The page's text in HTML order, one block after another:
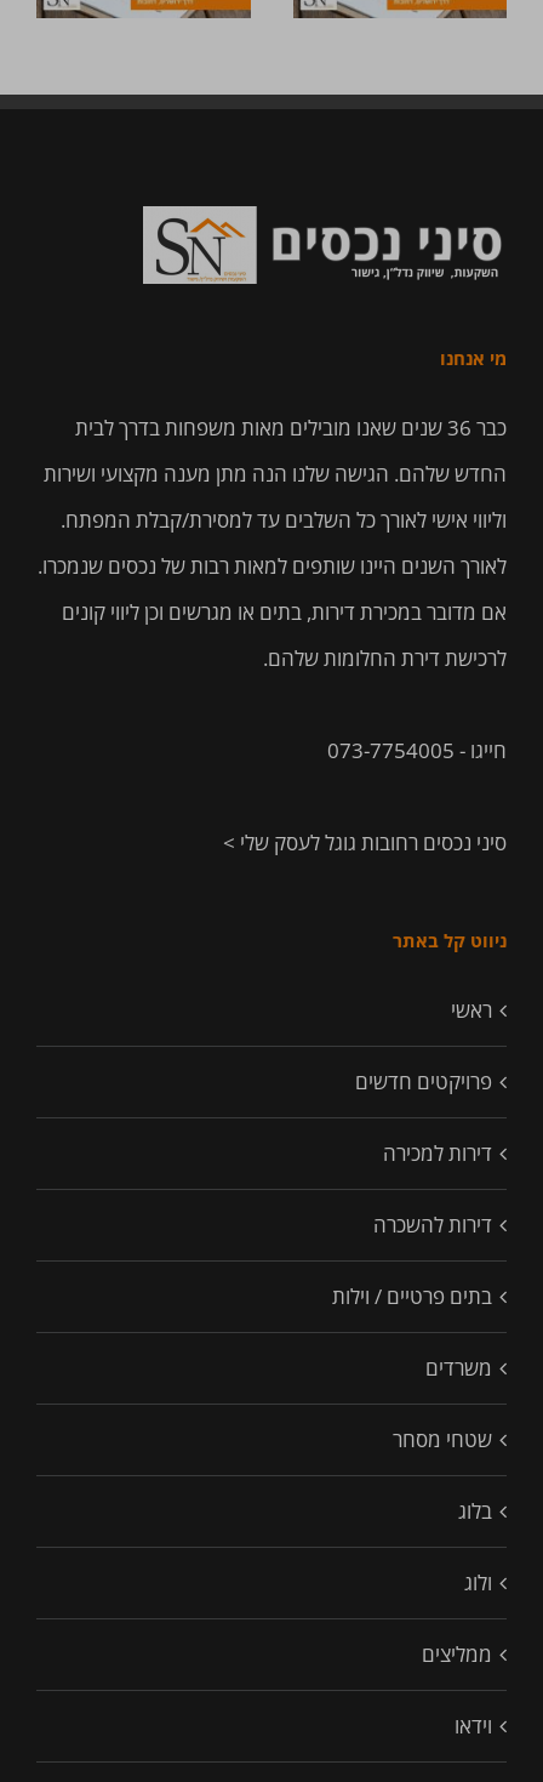
מי אנחנו
כבר 36 שנים שאנו מובילים מאות משפחות בדרך לבית
החדש שלהם. הגישה שלנו הנה מתן מענה מקצועי ושירות
וליווי אישי לאורך כל השלבים עד למסירת/קבלת המפתח.
לאורך השנים היינו שותפים למאות רבות של נכסים שנמכרו.
אם מדובר במכירת דירות, בתים או מגרשים וכן ליווי קונים
לרכישת דירת החלומות שלהם.
חייגו - 073-7754005
סיני נכסים רחובות גוגל לעסק שלי >
ניווט קל באתר
ראשי
פרויקטים חדשים
דירות למכירה
דירות להשכרה
בתים פרטיים / וילות
משרדים
שטחי מסחר
בלוג
ולוג
ממליצים
וידאו